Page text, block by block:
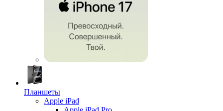
Планшеты
Apple iPad